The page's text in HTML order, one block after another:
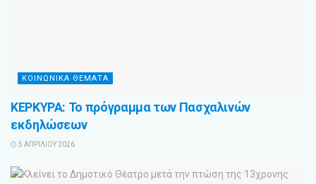
ΚΟΙΝΩΝΙΚΑ ΘΕΜΑΤΑ
ΚΕΡΚΥΡΑ: Το πρόγραμμα των Πασχαλινών
εκδηλώσεων
5 ΑΠΡΙΛΊΟΥ 2026